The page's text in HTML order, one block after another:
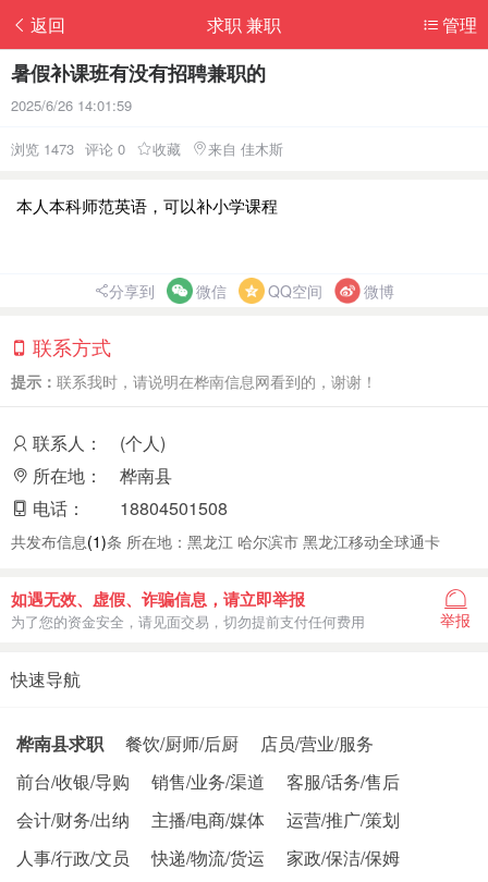
返回 管理
求职 兼职
暑假补课班有没有招聘兼职的
2025/6/26 14:01:59
浏览 1473 评论 0 收藏 来自 佳木斯
本人本科师范英语，可以补小学课程
分享到 微信 QQ空间 微博
联系方式
提示： 联系我时，请说明在桦南信息网看到的，谢谢！
联系人：
(个人)
所在地：
桦南县
电话：
18804501508
共发布信息(1)条 所在地：黑龙江 哈尔滨市 黑龙江移动全球通卡
如遇无效、虚假、诈骗信息，请立即举报
为了您的资金安全，请见面交易，切勿提前支付任何费用 举报
快速导航
桦南县求职 餐饮/厨师/后厨
店员/营业/服务
前台/收银/导购
销售/业务/渠道
客服/话务/售后
会计/财务/出纳
主播/电商/媒体
运营/推广/策划
人事/行政/文员
快递/物流/货运
家政/保洁/保姆